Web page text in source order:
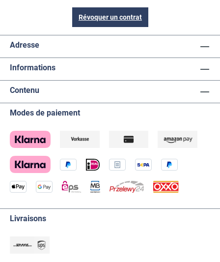
Révoquer un contrat
Adresse
Informations
Contenu
Modes de paiement
Livraisons